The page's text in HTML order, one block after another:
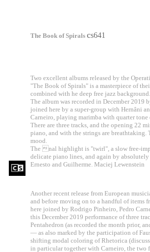
The Book of Spirals cs641
Two excellent albums released by the
"The Book of Spirals" is a masterpiece of
combined with he deep free jazz background.
The album was recorded in December 2019
joined here by a super-group with Hernâni
Carneiro, playing marimba with quarter tone
There are three tracks, and the opening 22
piano, and with the strings are breathtaking.
mood.
The nal highlight is "twirl", a slow free-
delicate piano lines, and again by
Ernesto and Guilherme. Maciej Lewenstein
Another recent release from European
and before moving on to a handful of items
here joined by Rodrigo Pinheiro, Pedro
this December 2019 performance of three
Pentahedron (as recorded the month prior,
— as also marked by the participation of
shifting modal coloring of Rhetorica
in particular together with Carneiro, the two